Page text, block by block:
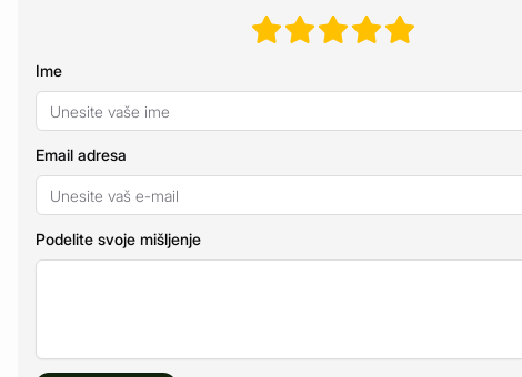
Ime
Email adresa
Podelite svoje mišljenje